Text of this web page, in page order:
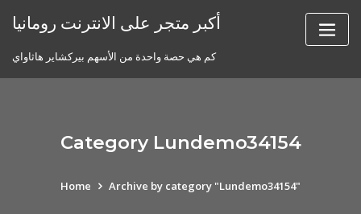
أكبر متجر على الانترنت رومانيا
كم هي حصة واحدة من الأسهم بيركشاير هاثاواي
Category Lundemo34154
Home Archive by category "Lundemo34154"